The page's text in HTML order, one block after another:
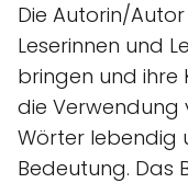
Die Autorin/
Leserinnen und
bringen und ihre
die Verwendung
Wörter lebendig
Bedeutung. Das